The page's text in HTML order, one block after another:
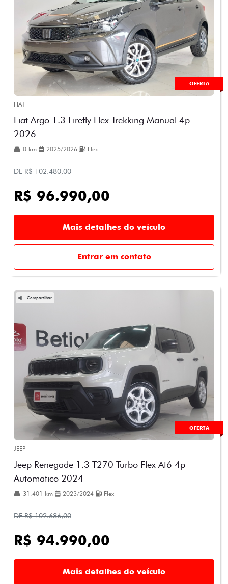
OFERTA
FIAT
Fiat Argo 1.3 Firefly Flex Trekking Manual 4p
2026
0 km 2025/2026 Flex
DE R$ 102.480,00
R$ 96.990,00
Mais detalhes do veículo
Entrar em contato
OFERTA
Compartilhar
JEEP
Jeep Renegade 1.3 T270 Turbo Flex At6 4p
Automatico 2024
31.401 km 2023/2024 Flex
DE R$ 102.686,00
R$ 94.990,00
Mais detalhes do veículo